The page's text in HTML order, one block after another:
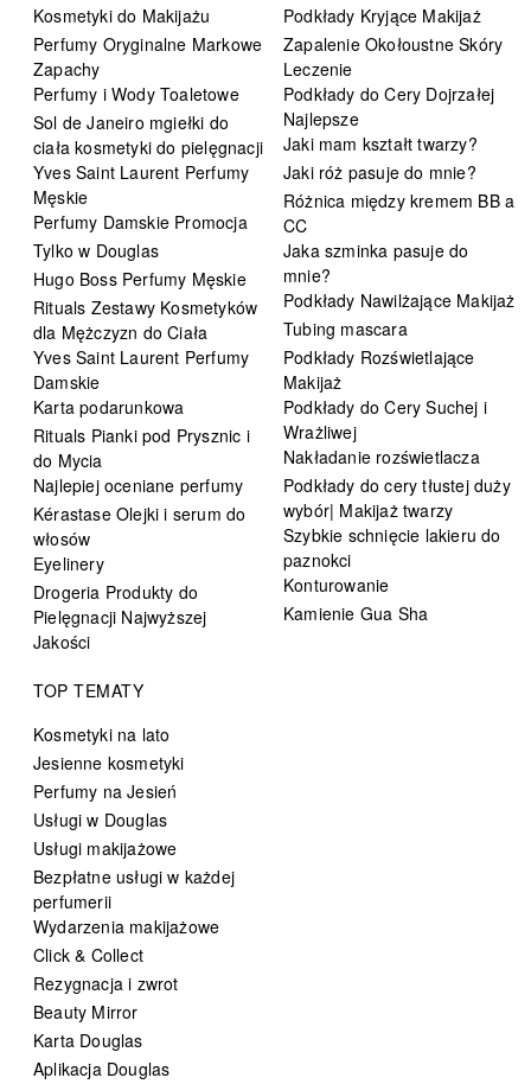
Kosmetyki do Makijażu
Perfumy Oryginalne Markowe
Zapachy
Perfumy i Wody Toaletowe
Sol de Janeiro mgiełki do
ciała kosmetyki do pielęgnacji
Yves Saint Laurent Perfumy
Męskie
Perfumy Damskie Promocja
Tylko w Douglas
Hugo Boss Perfumy Męskie
Rituals Zestawy Kosmetyków
dla Mężczyzn do Ciała
Yves Saint Laurent Perfumy
Damskie
Karta podarunkowa
Rituals Pianki pod Prysznic i
do Mycia
Najlepiej oceniane perfumy
Kérastase Olejki i serum do
włosów
Eyelinery
Drogeria Produkty do
Pielęgnacji Najwyższej
Jakości
Podkłady Kryjące Makijaż
Zapalenie Okołoustne Skóry
Leczenie
Podkłady do Cery Dojrzałej
Najlepsze
Jaki mam kształt twarzy?
Jaki róż pasuje do mnie?
Różnica między kremem BB a
CC
Jaka szminka pasuje do
mnie?
Podkłady Nawilżające Makijaż
Tubing mascara
Podkłady Rozświetlające
Makijaż
Podkłady do Cery Suchej i
Wrażliwej
Nakładanie rozświetlacza
Podkłady do cery tłustej duży
wybór| Makijaż twarzy
Szybkie schnięcie lakieru do
paznokci
Konturowanie
Kamienie Gua Sha
TOP TEMATY
Kosmetyki na lato
Jesienne kosmetyki
Perfumy na Jesień
Usługi w Douglas
Usługi makijażowe
Bezpłatne usługi w każdej
perfumerii
Wydarzenia makijażowe
Click & Collect
Rezygnacja i zwrot
Beauty Mirror
Karta Douglas
Aplikacja Douglas